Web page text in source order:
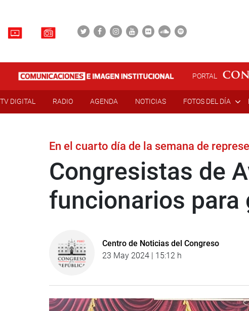
PORTAL
TV DIGITAL RADIO AGENDA NOTICIAS FOTOS DEL DÍA
En el cuarto día de la semana de
Congresistas de
funcionarios para
Centro de Noticias del Congreso
23 May 2024 | 15:12 h